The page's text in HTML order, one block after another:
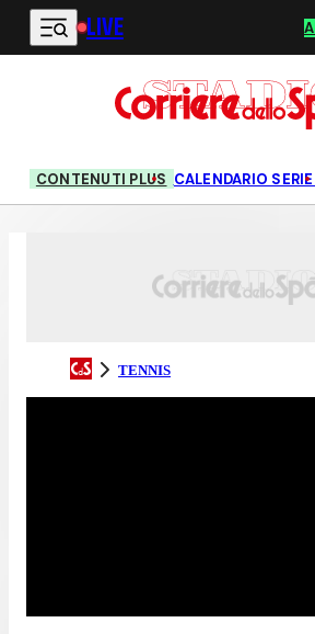
Vai al contenuto principale
LIVE
CONTENUTI PLUS CALENDARIO
TENNIS